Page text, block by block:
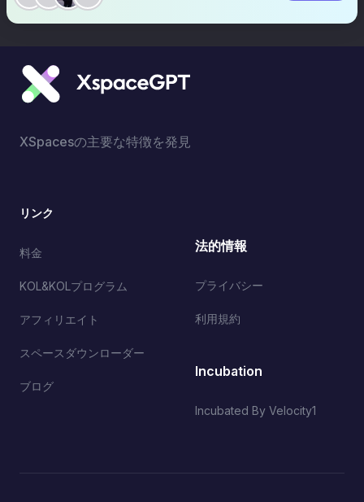
XSpacesの主要な特徴を発見
リンク
料金
KOL&KOLプログラム
アフィリエイト
スペースダウンローダー
ブログ
法的情報
プライバシー
利用規約
Incubation
Incubated By Velocity1